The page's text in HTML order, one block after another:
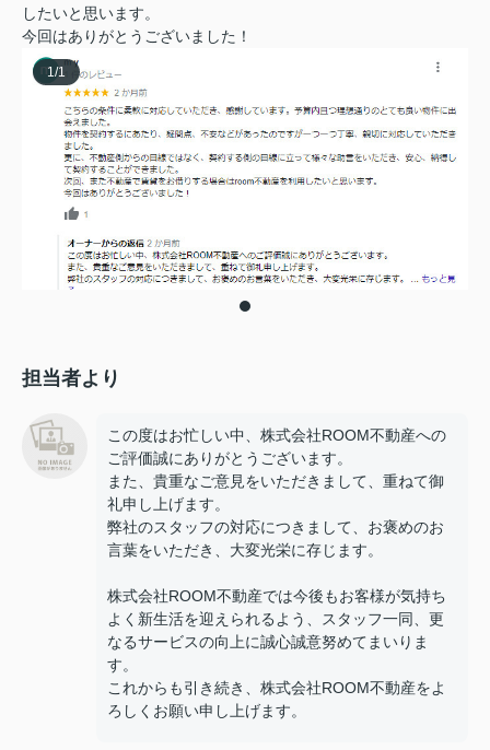
したいと思います。
今回はありがとうございました！
1/1
担当者より
この度はお忙しい中、株式会社ROOM不動産への
ご評価誠にありがとうございます。
また、貴重なご意見をいただきまして、重ねて御
礼申し上げます。
弊社のスタッフの対応につきまして、お褒めのお
言葉をいただき、大変光栄に存じます。
株式会社ROOM不動産では今後もお客様が気持ち
よく新生活を迎えられるよう、スタッフ一同、更
なるサービスの向上に誠心誠意努めてまいりま
す。
これからも引き続き、株式会社ROOM不動産をよ
ろしくお願い申し上げます。